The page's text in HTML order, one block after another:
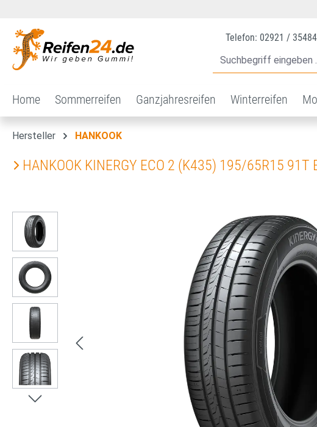
Telefon: 02921 /
Home Sommerreifen Ganzjahresreifen Winterreifen
Hersteller HANKOOK
HANKOOK KINERGY ECO 2 (K435) 195/65R15 91T
Bildergalerie überspringen